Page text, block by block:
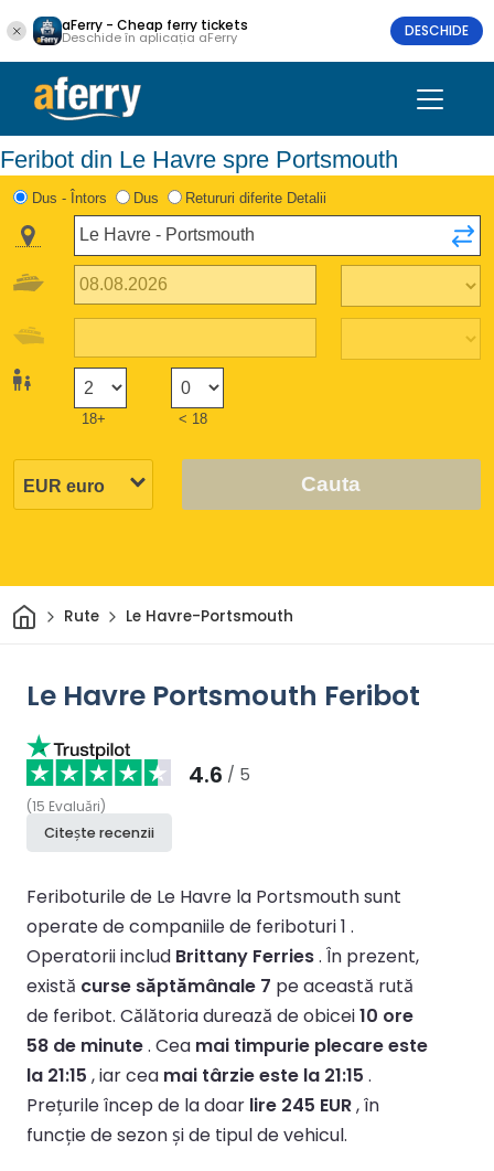
aFerry - Cheap ferry tickets
Deschide în aplicația aFerry DESCHIDE
Feribot din Le Havre spre Portsmouth
Dus - Întors Dus Retururi diferite Detalii
18+ < 18
Cauta
AcasăRute Le Havre-Portsmouth
Le Havre Portsmouth Feribot
4.6 / 5
(15 Evaluări)
Citește recenzii
Feriboturile de Le Havre la Portsmouth sunt
operate de companiile de feriboturi 1 .
Operatorii includ Brittany Ferries. În prezent,
există curse săptămânale 7 pe această rută
de feribot. Călătoria durează de obicei10 ore
58 de minute. Cea mai timpurie plecare este
la 21:15 , iar cea mai târzie este la 21:15 .
Prețurile încep de la doar lire 245 EUR, în
funcție de sezon și de tipul de vehicul.